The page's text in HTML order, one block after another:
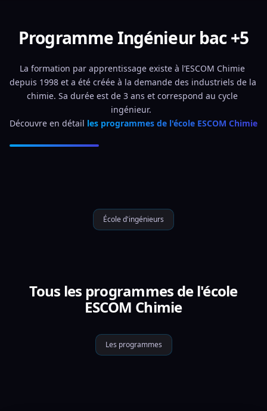
Programme Ingénieur bac +5
La formation par apprentissage existe à l’ESCOM Chimie
depuis 1998 et a été créée à la demande des industriels de la
chimie. Sa durée est de 3 ans et correspond au cycle
ingénieur.
Découvre en détail les programmes de l'école ESCOM Chimie
École d'ingénieurs
Tous les programmes de l'école
ESCOM Chimie
Les programmes